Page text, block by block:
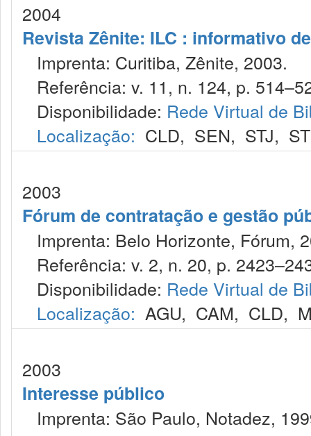
2004
Revista Zênite: ILC : informativo
Imprenta: Curitiba, Zênite, 2003.
Referência: v. 11, n. 124, p.
Disponibilidade: Rede Virtual de
Localização: CLD, SEN, STJ,
2003
Fórum de contratação e gestão
Imprenta: Belo Horizonte, Fórum,
Referência: v. 2, n. 20, p.
Disponibilidade: Rede Virtual de
Localização: AGU, CAM, CLD,
2003
Interesse público
Imprenta: São Paulo, Notadez,